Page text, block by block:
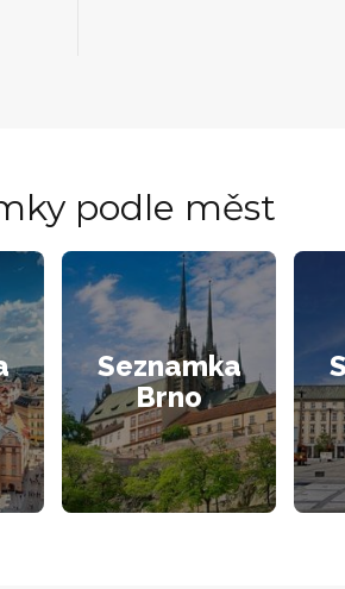
podle měst
Seznamka
Brno